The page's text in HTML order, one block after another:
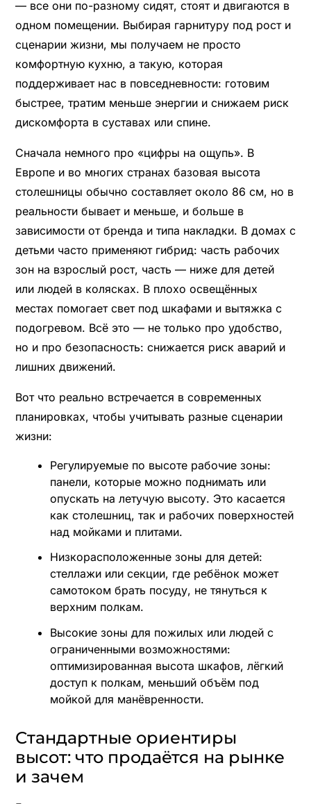
— все они по-разному сидят, стоят и двигаются в
одном помещении. Выбирая гарнитуру под рост и
сценарии жизни, мы получаем не просто
комфортную кухню, а такую, которая
поддерживает нас в повседневности: готовим
быстрее, тратим меньше энергии и снижаем риск
дискомфорта в суставах или спине.
Сначала немного про «цифры на ощупь». В
Европе и во многих странах базовая высота
столешницы обычно составляет около 86 см, но в
реальности бывает и меньше, и больше в
зависимости от бренда и типа накладки. В домах с
детьми часто применяют гибрид: часть рабочих
зон на взрослый рост, часть — ниже для детей
или людей в колясках. В плохо освещённых
местах помогает свет под шкафами и вытяжка с
подогревом. Всё это — не только про удобство,
но и про безопасность: снижается риск аварий и
лишних движений.
Вот что реально встречается в современных
планировках, чтобы учитывать разные сценарии
жизни:
Регулируемые по высоте рабочие зоны:
панели, которые можно поднимать или
опускать на летучую высоту. Это касается
как столешниц, так и рабочих поверхностей
над мойками и плитами.
Низкорасположенные зоны для детей:
стеллажи или секции, где ребёнок может
самотоком брать посуду, не тянуться к
верхним полкам.
Высокие зоны для пожилых или людей с
ограниченными возможностями:
оптимизированная высота шкафов, лёгкий
доступ к полкам, меньший объём под
мойкой для манёвренности.
Стандартные ориентиры
высот: что продаётся на рынке
и зачем